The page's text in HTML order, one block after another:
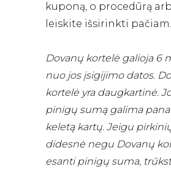
kuponą, o procedūrą
leiskite išsirinkti pačiam!
Dovanų kortelė galioja 6
nuo jos įsigijimo datos.
kortelė yra daugkartinė.
pinigų sumą galima
keletą kartų. Jeigu
didesnė negu Dovanų
esanti pinigų suma,